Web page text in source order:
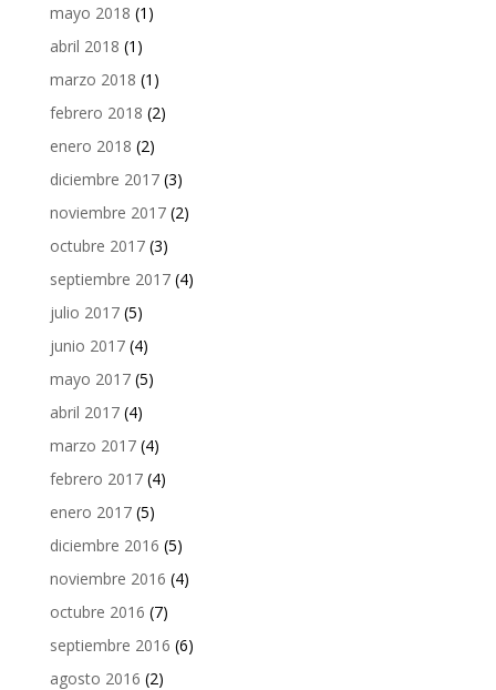
mayo 2018 (1)
abril 2018 (1)
marzo 2018 (1)
febrero 2018 (2)
enero 2018 (2)
diciembre 2017(3)
noviembre 2017(2)
octubre 2017(3)
septiembre 2017(4)
julio 2017(5)
junio 2017(4)
mayo 2017(5)
abril 2017(4)
marzo 2017(4)
febrero 2017(4)
enero 2017(5)
diciembre 2016 (5)
noviembre 2016 (4)
octubre 2016 (7)
septiembre 2016 (6)
agosto 2016 (2)